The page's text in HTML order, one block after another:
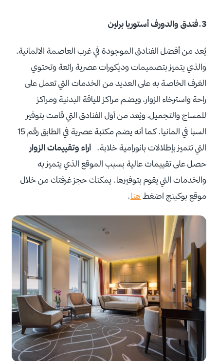
3.فندق والدورف أستوريا برلين
يُعد من أفضل الفنادق الموجودة في غرب العاصمة الالمانية،
والذي يتميز بتصميمات وديكورات عصرية رائعة وتحتوي
الغرف الخاصة به على العديد من الخدمات التي تعمل على
راحة واسترخاء الزوار، ويضم مراكز للياقة البدنية ومراكز
للمساج والتجميل، ويُعد من أول الفنادق التي قامت بتوفير
السبا في المانيا. كما أنه يضم مكتبة عصرية في الطابق رقم 15
التي تتميز بإطلالات بانورامية خلابة.آراء وتقييمات الزوار
حصل على تقييمات عالية بسبب الموقع الذي يتميز به
والخدمات التي يقوم بتوفيرها. يمكنك حجز غرفتك من خلال
موقع بوكينج اضغط هنا.